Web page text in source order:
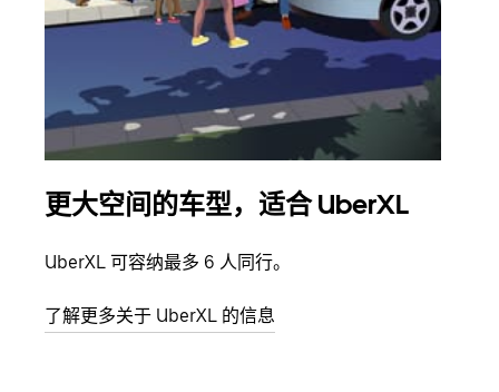
更大空间的车型，适合 UberXL
UberXL 可容纳最多 6 人同行。
了解更多关于 UberXL 的信息